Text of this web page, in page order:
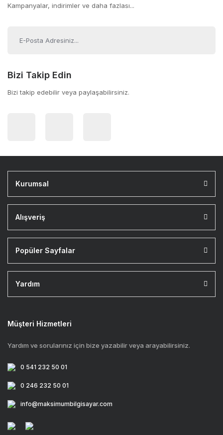
Kampanyalar, indirimler ve daha fazlası...
Bizi Takip Edin
Bizi takip edebilir veya paylaşabilirsiniz.
Kurumsal
Alışveriş
Popüler Sayfalar
Yardım
Müşteri Hizmetleri
Yardım ve sorularınız için bize yazabilir veya arayabilirsiniz.
0 541 232 50 01
0 246 232 50 01
info@maksimumbilgisayar.com